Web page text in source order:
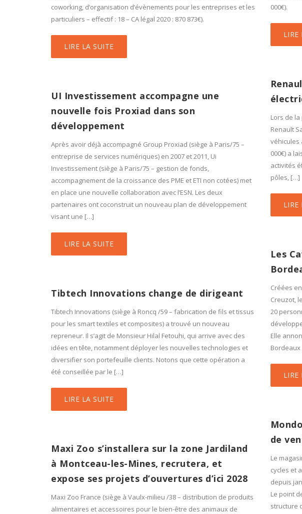
coworking, d’organisation d’évènements pour les entreprises et les
particuliers – effectif : 18 – CA légal 2020 : 870 873€).
LIRE LA SUITE
000€).
LIRE
Lors de
Renault
véhicules
000€) a
activités
pôles, […]
LIRE
UI Investissement accompagne une
nouvelle fois Proxiad dans son
développement
Après avoir déjà accompagné Group Proxiad (siège à Paris/75 –
entreprise de services numériques) en 2007 et 2011, Ui
Investissement (siège à Paris/75 – gestion de fonds,
accompagnement de la croissance des PME et ETI non cotées) met
en place une nouvelle collaboration avec l’ESN. Les deux
partenaires ont coconstruit un nouveau plan de développement
visant une […]
LIRE LA SUITE
Les
Créées
Creuzot,
20
Elle
Bordeaux
LIRE
Tibtech Innovations change de dirigeant
Tibtech Innovations (siège à Roncq /59 – fabrication de fils et tissus
pour les smart textiles et composites) a trouvé un nouveau
repreneur. Il s’agit de Monsieur Hilal Fetouhi, qui arrive avec des
idées en tête, notamment déployer les nouvelles technologies et
diversifier son portefeuille clients. Notons que cette opération a
été conseillée par le […]
LIRE LA SUITE
de
Le
cycles et
depuis
Le point
structure
Maxi Zoo s’installera sur la zone Jardiland
à Montceau-les-Mines, recrutera, et
expose ses projets d’ouvertures d’ici 2028
Maxi Zoo France (siège à Vaulx-milieu /38 – distribution de produits
alimentaires et accessoires pour le bien-être des animaux de